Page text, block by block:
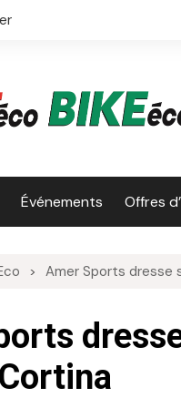
Événements Offres
Amer Sports dresse